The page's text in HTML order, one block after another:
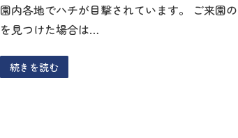
園内各地でハチが目撃されています。 ご来園
を見つけた場合は…
続きを読む